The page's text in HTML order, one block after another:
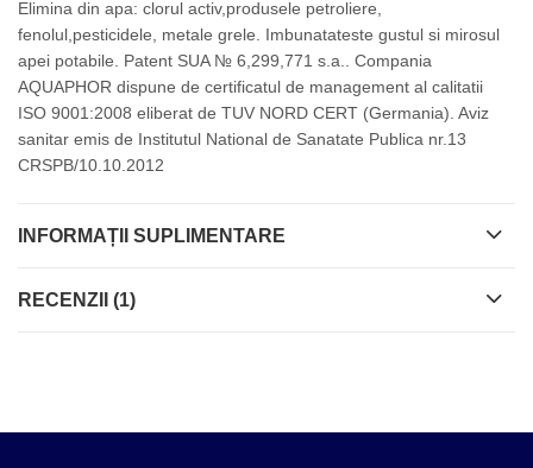
Elimina din apa: clorul activ,produsele petroliere,
fenolul,pesticidele, metale grele. Imbunatateste gustul si mirosul
apei potabile. Patent SUA № 6,299,771 s.a.. Compania
AQUAPHOR dispune de certificatul de management al calitatii
ISO 9001:2008 eliberat de TUV NORD CERT (Germania). Aviz
sanitar emis de Institutul National de Sanatate Publica nr.13
CRSPB/10.10.2012
INFORMAȚII SUPLIMENTARE
RECENZII (1)